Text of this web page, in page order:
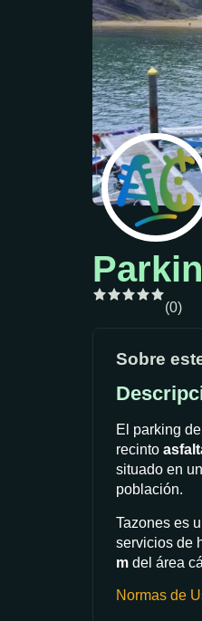
(0)
Sobre
El parking
recinto
situado en
población.
Tazones es
servicios de
m del área
Normas de